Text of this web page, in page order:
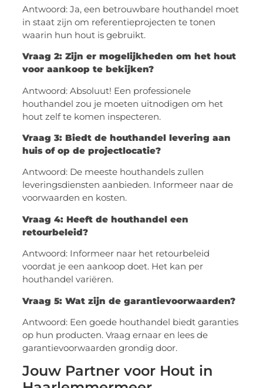
Antwoord: Ja, een betrouwbare houthandel moet
in staat zijn om referentieprojecten te tonen
waarin hun hout is gebruikt.
Vraag 2: Zijn er mogelijkheden om het hout
voor aankoop te bekijken?
Antwoord: Absoluut! Een professionele
houthandel zou je moeten uitnodigen om het
hout zelf te komen inspecteren.
Vraag 3: Biedt de houthandel levering aan
huis of op de projectlocatie?
Antwoord: De meeste houthandels zullen
leveringsdiensten aanbieden. Informeer naar de
voorwaarden en kosten.
Vraag 4: Heeft de houthandel een
retourbeleid?
Antwoord: Informeer naar het retourbeleid
voordat je een aankoop doet. Het kan per
houthandel variëren.
Vraag 5: Wat zijn de garantievoorwaarden?
Antwoord: Een goede houthandel biedt garanties
op hun producten. Vraag ernaar en lees de
garantievoorwaarden grondig door.
Jouw Partner voor Hout in